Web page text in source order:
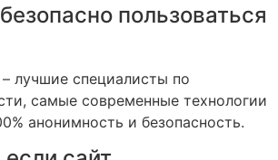
пользоваться
лучшие специалисты по
самые современные технологии
анонимность и безопасность.